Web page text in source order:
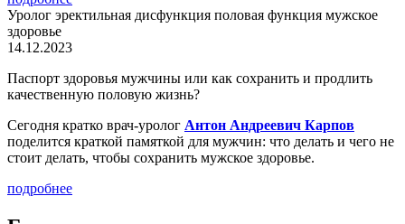
Уролог эректильная дисфункция половая функция мужское
здоровье
14.12.2023
Паспорт здоровья мужчины или как сохранить и продлить
качественную половую жизнь?
Сегодня кратко врач-уролог Антон Андреевич Карпов
поделится краткой памяткой для мужчин: что делать и чего не
стоит делать, чтобы сохранить мужское здоровье.
подробнее